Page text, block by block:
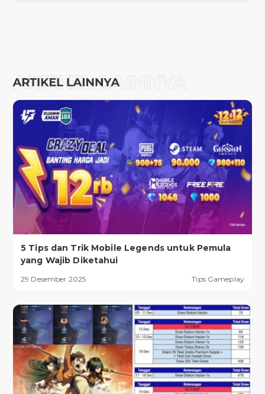
5 Tips dan Trik Mobile Legends untuk Pemula
yang Wajib Diketahui
29 Desember 2025 Tips Gameplay